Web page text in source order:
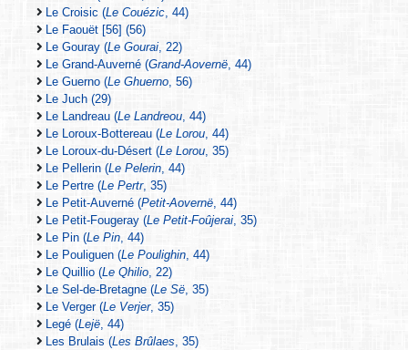
Le Croisic (Le Couézic, 44)
Le Faouët [56] (56)
Le Gouray (Le Gourai, 22)
Le Grand-Auverné (Grand-Aovernë, 44)
Le Guerno (Le Ghuerno, 56)
Le Juch (29)
Le Landreau (Le Landreou, 44)
Le Loroux-Bottereau (Le Lorou, 44)
Le Loroux-du-Désert (Le Lorou, 35)
Le Pellerin (Le Pelerin, 44)
Le Pertre (Le Pertr, 35)
Le Petit-Auverné (Petit-Aovernë, 44)
Le Petit-Fougeray (Le Petit-Foûjerai, 35)
Le Pin (Le Pin, 44)
Le Pouliguen (Le Poulighin, 44)
Le Quillio (Le Qhilio, 22)
Le Sel-de-Bretagne (Le Së, 35)
Le Verger (Le Verjer, 35)
Legé (Lejë, 44)
Les Brulais (Les Brûlaes, 35)